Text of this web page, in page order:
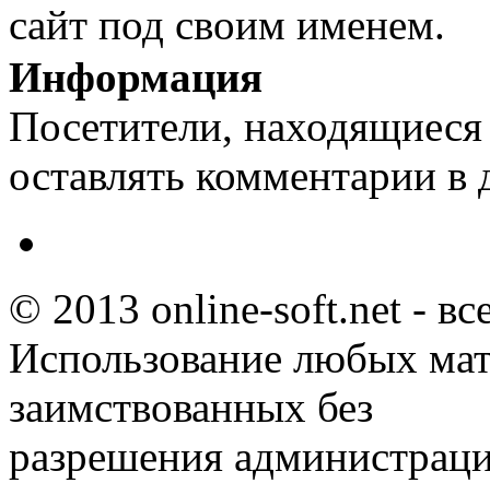
сайт под своим именем.
Информация
Посетители,
оставлять комментарии в
© 2013 online-soft.net -
Использование любых
заимствованных без
разрешения